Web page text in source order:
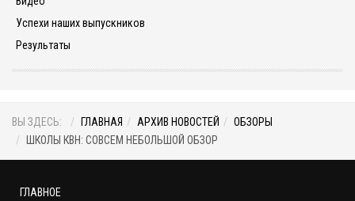
Успехи наших выпускников
Результаты
ВЫ ЗДЕСЬ: ГЛАВНАЯ АРХИВ НОВОСТЕЙ
ОБЗОРЫ
ШКОЛЫ КВН: СОВСЕМ НЕБОЛЬШОЙ ОБЗОР
ГЛАВНОЕ